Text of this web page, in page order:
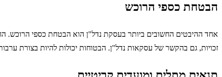
הבטחת כספי הרוכש
אחד ההיבטים החשובים ביותר בעסקת נדל"ן הוא הבטחת כספי הרוכש.
זכויות, גם בהקשר של עסקאות נדל"ן. הבטוחות יכולות להיות בצורת